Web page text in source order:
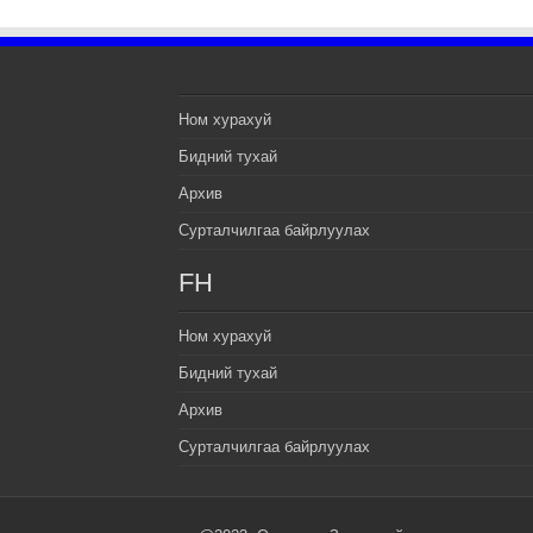
Ном хурахуй
Бидний тухай
Архив
Сурталчилгаа байрлуулах
FH
Ном хурахуй
Бидний тухай
Архив
Сурталчилгаа байрлуулах